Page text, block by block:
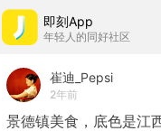
即刻App
年轻人的同好社区
崔迪_Pepsi
2年前
景德镇美食，底色是江